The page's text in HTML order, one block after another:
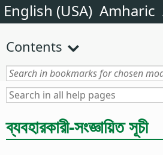
English (USA) Amharic
Contents
ব্যবহারকারী-সংজ্ঞায়িত সূচী